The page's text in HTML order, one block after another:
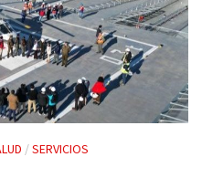
/SERVICIOS